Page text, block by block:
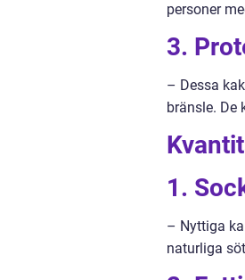
personer
3.
– Dessa
bränsle. De
1.
– Nyttiga
naturliga